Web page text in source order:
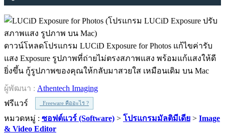
ดาวน์โหลดโปรแกรม LUCiD Exposure for Photos แก้ไขค่ารับ
แสง Exposure รูปภาพที่ถ่ายไม่ตรงสภาพแสง พร้อมแก้แสงให้ดี
ยิ่งขึ้น กู้รูปภาพของคุณให้กลับมาสวยใส เหมือนเดิม บน Mac
ผู้พัฒนา : Athentech Imaging
ฟรีแวร์
Freeware คืออะไร ?
หมวดหมู่ : ซอฟต์แวร์ (Software) > โปรแกรมมัลติมีเดีย > Image
& Video Editor